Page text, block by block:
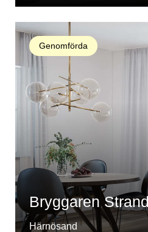
Genomförda
Bryggaren
Härnösand